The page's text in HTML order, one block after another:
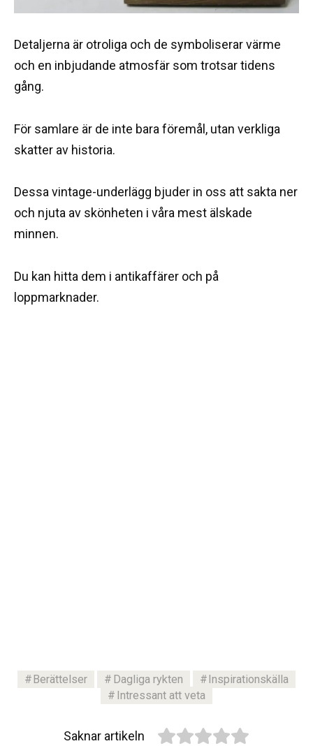
Detaljerna är otroliga och de symboliserar värme
och en inbjudande atmosfär som trotsar tidens
gång.
För samlare är de inte bara föremål, utan verkliga
skatter av historia.
Dessa vintage-underlägg bjuder in oss att sakta ner
och njuta av skönheten i våra mest älskade
minnen.
Du kan hitta dem i antikaffärer och på
loppmarknader.
Berättelser Dagliga rykten
Inspirationskälla
Intressant att veta
Saknar artikeln